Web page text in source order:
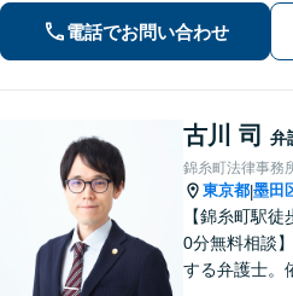
談く
休日
利用
電話でお問い合わせ
古川 司 弁
錦糸町法律事務
東京都|墨田
【錦糸町駅
0分無料相談
する弁護士。